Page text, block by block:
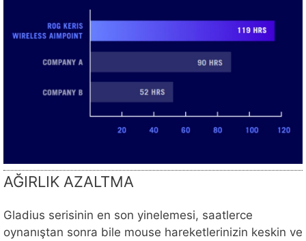
AĞIRLIK AZALTMA
Gladius serisinin en son yinelemesi, saatlerce
oynanıştan sonra bile mouse hareketlerinizin keskin ve